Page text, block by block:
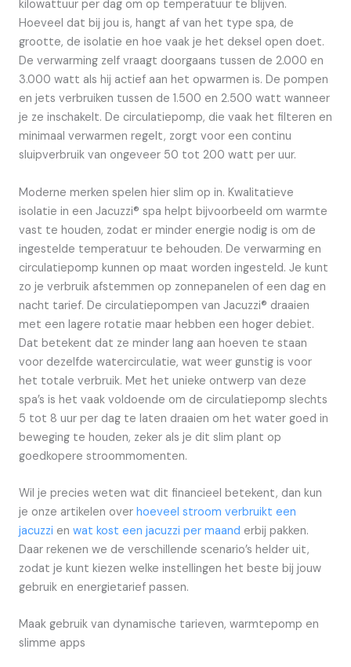
kilowattuur per dag om op temperatuur te blijven.
Hoeveel dat bij jou is, hangt af van het type spa, de
grootte, de isolatie en hoe vaak je het deksel open doet.
De verwarming zelf vraagt doorgaans tussen de 2.000 en
3.000 watt als hij actief aan het opwarmen is. De pompen
en jets verbruiken tussen de 1.500 en 2.500 watt wanneer
je ze inschakelt. De circulatiepomp, die vaak het filteren en
minimaal verwarmen regelt, zorgt voor een continu
sluipverbruik van ongeveer 50 tot 200 watt per uur.
Moderne merken spelen hier slim op in. Kwalitatieve
isolatie in een Jacuzzi® spa helpt bijvoorbeeld om warmte
vast te houden, zodat er minder energie nodig is om de
ingestelde temperatuur te behouden. De verwarming en
circulatiepomp kunnen op maat worden ingesteld. Je kunt
zo je verbruik afstemmen op zonnepanelen of een dag en
nacht tarief. De circulatiepompen van Jacuzzi® draaien
met een lagere rotatie maar hebben een hoger debiet.
Dat betekent dat ze minder lang aan hoeven te staan
voor dezelfde watercirculatie, wat weer gunstig is voor
het totale verbruik. Met het unieke ontwerp van deze
spa’s is het vaak voldoende om de circulatiepomp slechts
5 tot 8 uur per dag te laten draaien om het water goed in
beweging te houden, zeker als je dit slim plant op
goedkopere stroommomenten.
Wil je precies weten wat dit financieel betekent, dan kun
je onze artikelen over hoeveel stroom verbruikt een
jacuzzi en wat kost een jacuzzi per maand erbij pakken.
Daar rekenen we de verschillende scenario’s helder uit,
zodat je kunt kiezen welke instellingen het beste bij jouw
gebruik en energietarief passen.
Maak gebruik van dynamische tarieven, warmtepomp en
slimme apps